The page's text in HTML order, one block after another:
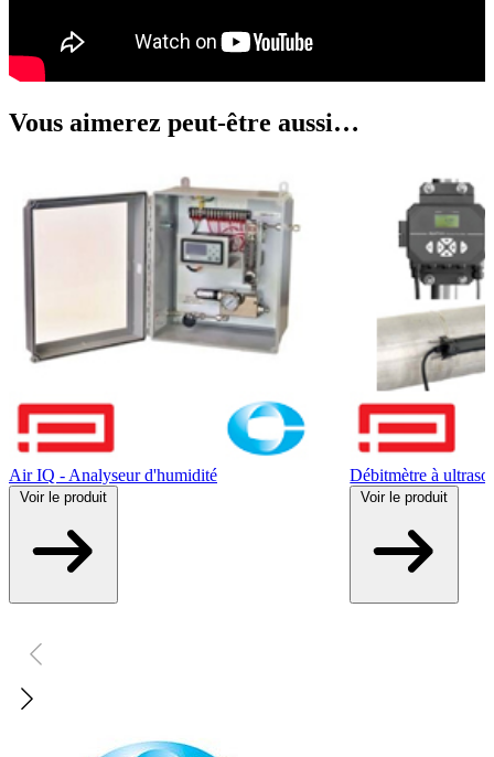
Vous aimerez peut-être aussi…
Air IQ - Analyseur d'humidité
Voir le produit
Débitmètre à
Voir le produit